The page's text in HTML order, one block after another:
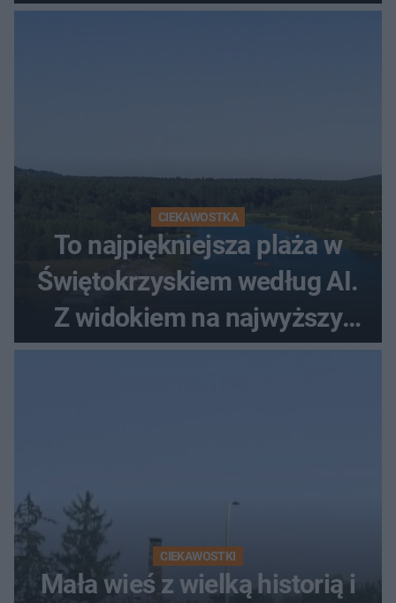
CIEKAWOSTKA
To najpiękniejsza plaża w
Świętokrzyskiem według AI.
Z widokiem na najwyższy
szczyt Gór Świętokrzyskich
CIEKAWOSTKI
Mała wieś z wielką historią i